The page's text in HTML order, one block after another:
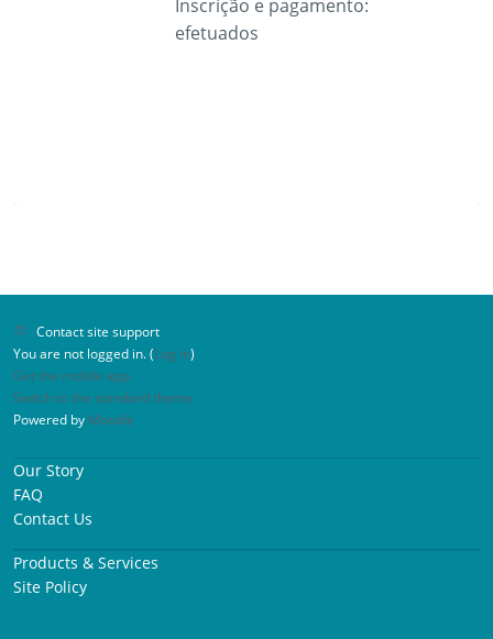
Inscrição e pagamento:
efetuados
Contact site support
You are not logged in. (Log in)
Get the mobile app
Switch to the standard theme
Powered by Moodle
Our Story
FAQ
Contact Us
Products & Services
Site Policy